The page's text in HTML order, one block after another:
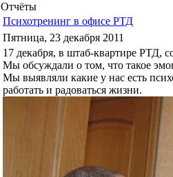
Отчёты
Психотренинг в офисе РТД
Пятница, 23 декабря 2011
17 декабря, в штаб-квартире РТД,
Мы обсуждали о том, что такое
Мы выявляли какие у нас есть
работать и радоваться жизни.